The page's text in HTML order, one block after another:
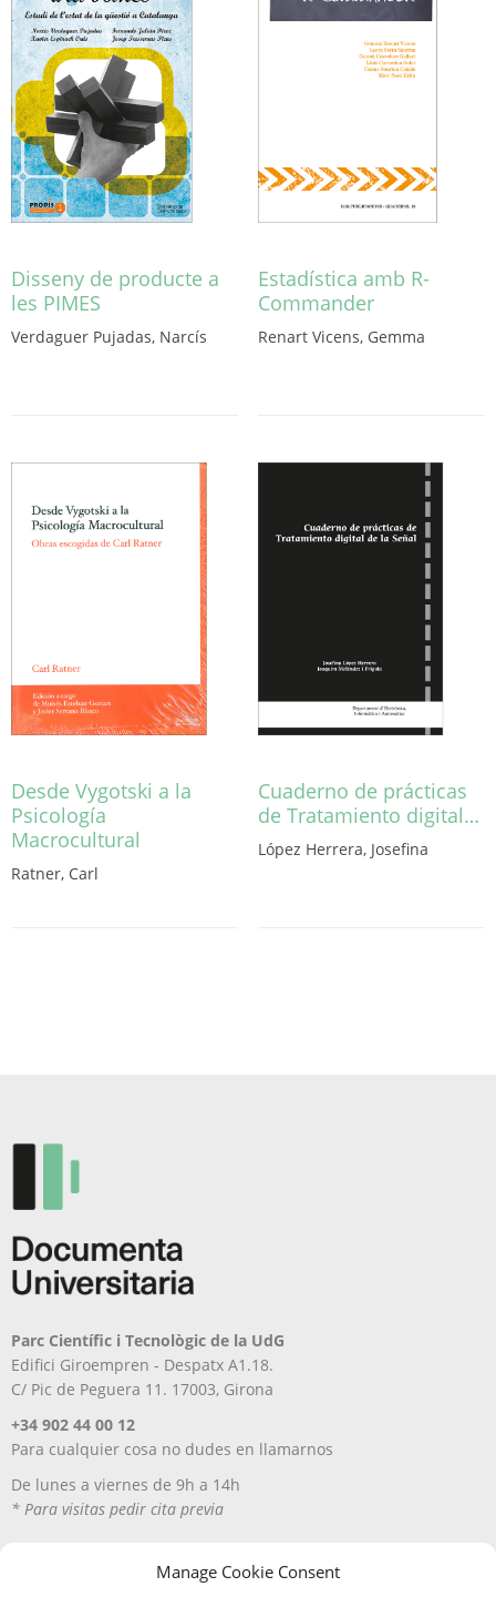
Manage Cookie Consent
Disseny de producte a
les PIMES
Verdaguer Pujadas, Narcís
Estadística amb R-
Commander
Renart Vicens, Gemma
Desde Vygotski a la
Psicología
Macrocultural
Ratner, Carl
Cuaderno de prácticas
de Tratamiento digital…
López Herrera, Josefina
Parc Científic i Tecnològic de la UdG
Edifici Giroempren - Despatx A1.18.
C/ Pic de Peguera 11. 17003, Girona
+34 902 44 00 12
Para cualquier cosa no dudes en llamarnos
De lunes a viernes de 9h a 14h
* Para visitas pedir cita previa